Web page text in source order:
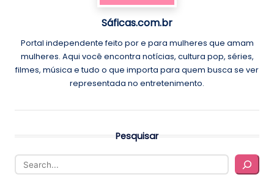
Sáficas.com.br
Portal independente feito por e para mulheres que amam
mulheres. Aqui você encontra notícias, cultura pop, séries,
filmes, música e tudo o que importa para quem busca se ver
representada no entretenimento.
Pesquisar